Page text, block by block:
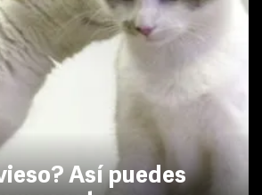
Así puedes